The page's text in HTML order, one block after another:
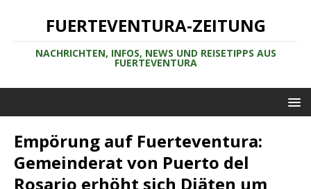
FUERTEVENTURA-ZEITUNG
NACHRICHTEN, INFOS, NEWS UND REISETIPPS AUS
FUERTEVENTURA
Empörung auf Fuerteventura:
Gemeinderat von Puerto del
Rosario erhöht sich Diäten um